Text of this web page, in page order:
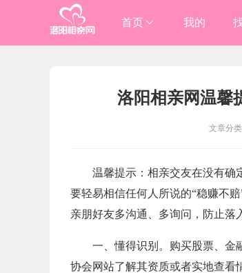
首页
 洛阳
我的
洛阳相亲网温馨
文章分类
温馨提示：相亲交友在没有确
要轻易相信任何人所说的“稳赚不
亲朋好友多沟通、多询问，防止落
一、懂得识别。购买股票、金
协会网站了解其资质或者实地查看